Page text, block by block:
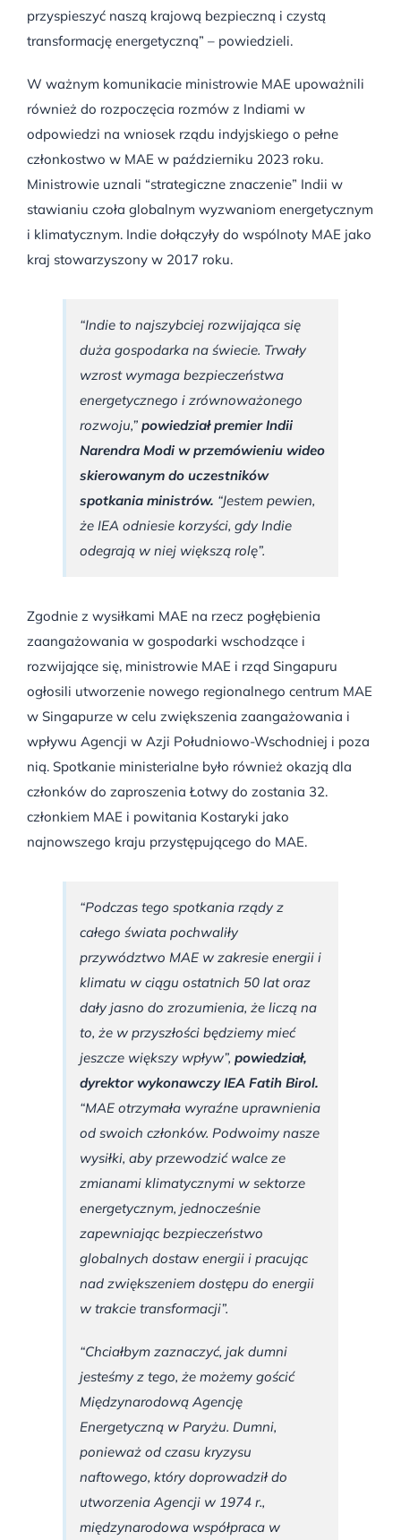
przyspieszyć naszą krajową bezpieczną i czystą
transformację energetyczną” – powiedzieli.
W ważnym komunikacie ministrowie MAE upoważnili
również do rozpoczęcia rozmów z Indiami w
odpowiedzi na wniosek rządu indyjskiego o pełne
członkostwo w MAE w październiku 2023 roku.
Ministrowie uznali “strategiczne znaczenie” Indii w
stawianiu czoła globalnym wyzwaniom energetycznym
i klimatycznym. Indie dołączyły do wspólnoty MAE jako
kraj stowarzyszony w 2017 roku.
“Indie to najszybciej rozwijająca się
duża gospodarka na świecie. Trwały
wzrost wymaga bezpieczeństwa
energetycznego i zrównoważonego
rozwoju,” powiedział premier Indii
Narendra Modi w przemówieniu wideo
skierowanym do uczestników
spotkania ministrów. “Jestem pewien,
że IEA odniesie korzyści, gdy Indie
odegrają w niej większą rolę”.
Zgodnie z wysiłkami MAE na rzecz pogłębienia
zaangażowania w gospodarki wschodzące i
rozwijające się, ministrowie MAE i rząd Singapuru
ogłosili utworzenie nowego regionalnego centrum MAE
w Singapurze w celu zwiększenia zaangażowania i
wpływu Agencji w Azji Południowo-Wschodniej i poza
nią. Spotkanie ministerialne było również okazją dla
członków do zaproszenia Łotwy do zostania 32.
członkiem MAE i powitania Kostaryki jako
najnowszego kraju przystępującego do MAE.
“Podczas tego spotkania rządy z
całego świata pochwaliły
przywództwo MAE w zakresie energii i
klimatu w ciągu ostatnich 50 lat oraz
dały jasno do zrozumienia, że liczą na
to, że w przyszłości będziemy mieć
jeszcze większy wpływ”, powiedział,
dyrektor wykonawczy IEA Fatih Birol.
“MAE otrzymała wyraźne uprawnienia
od swoich członków. Podwoimy nasze
wysiłki, aby przewodzić walce ze
zmianami klimatycznymi w sektorze
energetycznym, jednocześnie
zapewniając bezpieczeństwo
globalnych dostaw energii i pracując
nad zwiększeniem dostępu do energii
w trakcie transformacji”.
“Chciałbym zaznaczyć, jak dumni
jesteśmy z tego, że możemy gościć
Międzynarodową Agencję
Energetyczną w Paryżu. Dumni,
ponieważ od czasu kryzysu
naftowego, który doprowadził do
utworzenia Agencji w 1974 r.,
międzynarodowa współpraca w